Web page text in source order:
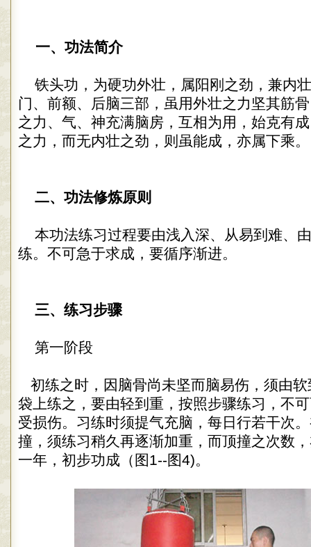
一、 功法简介
铁头功，为硬功外壮，属阳刚之劲，兼内
门、前额、后脑三部，虽用外壮之力坚其筋
之力、气、神充满脑房，互相为用，始克有
之力，而无内壮之劲，则虽能成，亦属下乘。
二、功法修炼原则
本功法练习过程要由浅入深、从易到难、
练。不可急于求成，要循序渐进。
三、练习步骤
第一阶段
初练之时，因脑骨尚未坚而脑易伤，须由
袋上练之，要由轻到重，按照步骤练习，不
受损伤。习练时须提气充脑，每日行若干次
撞，须练习稍久再逐渐加重，而顶撞之次数
一年，初步功成（图1--图4)。